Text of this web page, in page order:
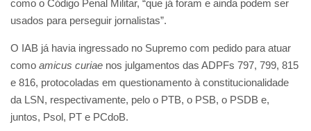
como o Código Penal Militar, “que já foram e ainda podem ser
usados para perseguir jornalistas”.
O IAB já havia ingressado no Supremo com pedido para atuar
como amicus curiae nos julgamentos das ADPFs 797, 799, 815
e 816, protocoladas em questionamento à constitucionalidade
da LSN, respectivamente, pelo o PTB, o PSB, o PSDB e,
juntos, Psol, PT e PCdoB.